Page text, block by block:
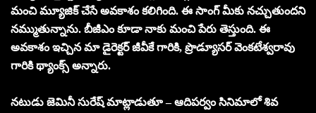
మంచి మ్యూజిక్ చేసే అవకాశం కలిగింది. ఈ సాంగ్ మీకు నచ్చుతుంద‌ని
నమ్ముతున్నాను. బీజీఎం కూడా నాకు మంచి పేరు తెస్తుంది. ఈ
అవకాశం ఇచ్చిన మా డైరెక్టర్ జీవీకే గారికి, ప్రొడ్యూసర్ వెంకటేశ్వరావు
గారికి థ్యాంక్స్ అన్నారు.
నటుడు జెమినీ సురేష్ మాట్లాడుతూ – ఆదిపర్వం సినిమాలో శివ